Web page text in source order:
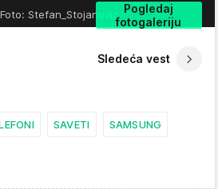
Pogledaj
fotogaleriju
Foto: Stefan_Stojanovic
Sledeća vest
SAVETI SAMSUNG